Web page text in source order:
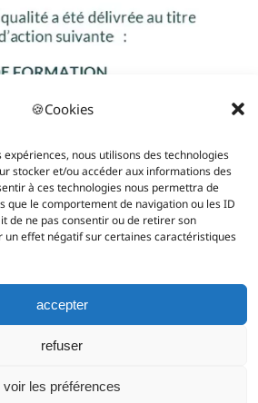
🍪Cookies
nous utilisons des technologies
stocker et/ou accéder aux informations des
à ces technologies nous permettra de
que le comportement de navigation ou les ID
de ne pas consentir ou de retirer son
un effet négatif sur certaines caractéristiques
accepter
refuser
voir les préférences
des Champs-Élysées, 75008 Paris
+33 (0)1.88.88.02.86